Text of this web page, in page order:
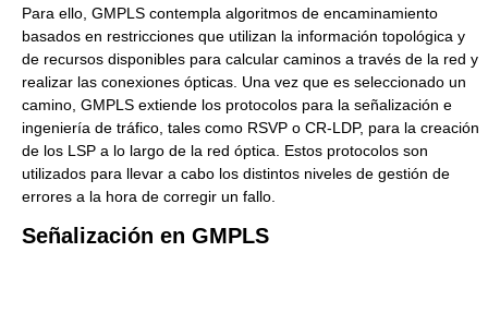
Para ello, GMPLS contempla algoritmos de encaminamiento
basados en restricciones que utilizan la información topológica y
de recursos disponibles para calcular caminos a través de la red y
realizar las conexiones ópticas. Una vez que es seleccionado un
camino, GMPLS extiende los protocolos para la señalización e
ingeniería de tráfico, tales como RSVP o CR-LDP, para la creación
de los LSP a lo largo de la red óptica. Estos protocolos son
utilizados para llevar a cabo los distintos niveles de gestión de
errores a la hora de corregir un fallo.
Señalización en GMPLS